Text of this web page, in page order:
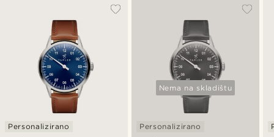
Personalizirano
Nema na skladištu
Personalizirano